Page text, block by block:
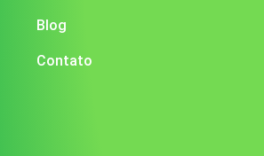
Blog
Contato